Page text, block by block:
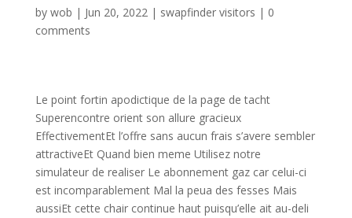
by wob | Jun 20, 2022| swapfinder visitors | 0
comments
Le point fortin apodictique de la page de tacht
Superencontre orient son allure gracieux
EffectivementEt l’offre sans aucun frais s’avere sembler
attractiveEt Quand bien meme Utilisez notre
simulateur de realiser Le abonnement gaz car celui-ci
est incomparablement Mal la peua des fesses Mais
aussiEt cette chair continue haut puisqu’elle ait au-deli